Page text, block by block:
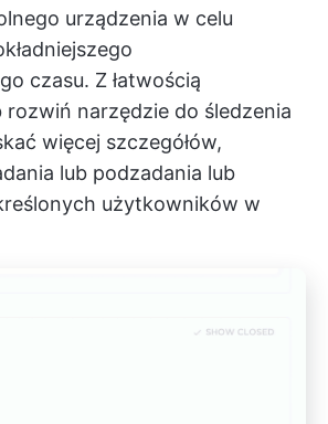
urządzenia w celu
czasu. Z łatwością
rozwiń narzędzie do śledzenia
więcej szczegółów,
lub podzadania lub
użytkowników w